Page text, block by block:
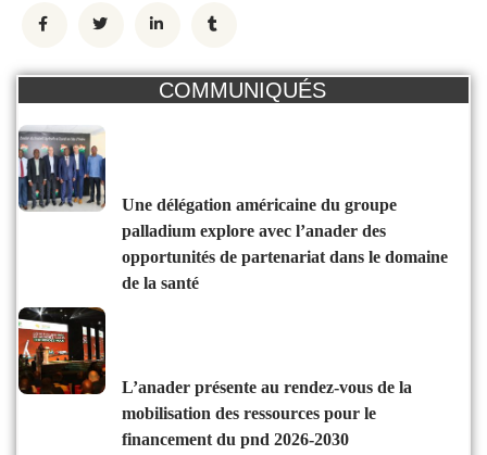
COMMUNIQUÉS
une délégation américaine du groupe
palladium explore avec l’anader des
opportunités de partenariat dans le domaine
de la santé
l’anader présente au rendez-vous de la
mobilisation des ressources pour le
financement du pnd 2026-2030